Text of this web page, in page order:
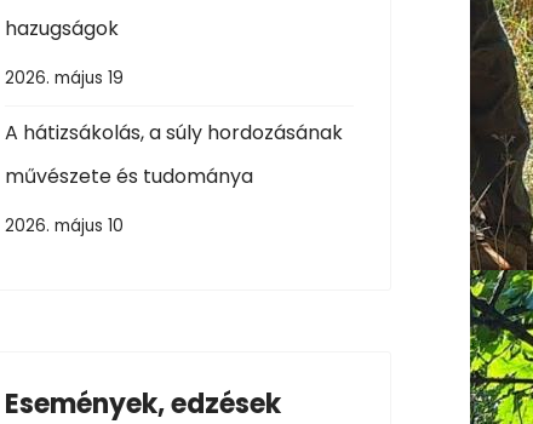
hazugságok
2026. május 19
A hátizsákolás, a súly hordozásának
művészete és tudománya
2026. május 10
Események, edzések